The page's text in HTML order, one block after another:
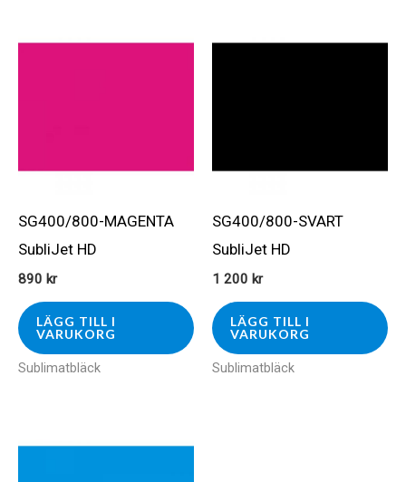
SG400/800-MAGENTA
SubliJet HD
890 kr
LÄGG TILL I
VARUKORG
Sublimatbläck
SG400/800-SVART
SubliJet HD
1 200 kr
LÄGG TILL I
VARUKORG
Sublimatbläck